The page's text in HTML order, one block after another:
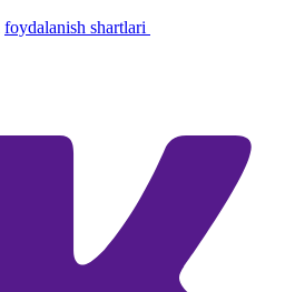
foydalanish shartlari